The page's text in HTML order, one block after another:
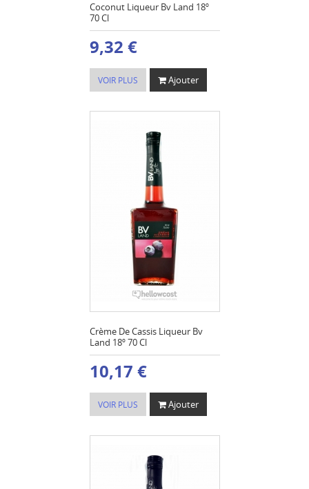
Coconut Liqueur Bv Land 18º
70 Cl
9,32 €
VOIR PLUS Ajouter
Crème De Cassis Liqueur Bv
Land 18º 70 Cl
10,17 €
VOIR PLUS Ajouter